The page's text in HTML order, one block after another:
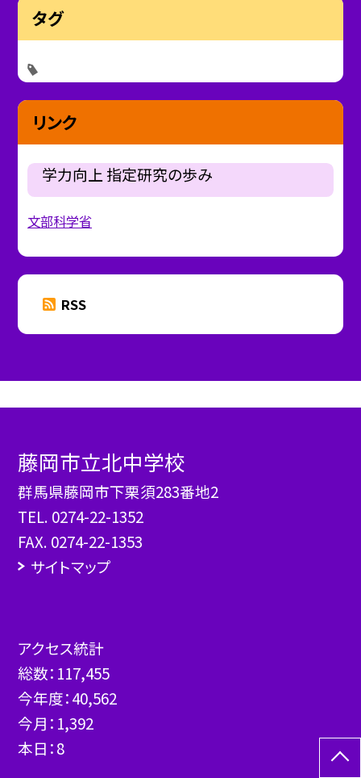
タグ
リンク
学力向上 指定研究の歩み
文部科学省
RSS
藤岡市立北中学校
群馬県藤岡市下栗須283番地2
TEL. 0274-22-1352
FAX. 0274-22-1353
サイトマップ
アクセス統計
総数： 117,455
今年度：40,562
今月： 1,392
本日：8